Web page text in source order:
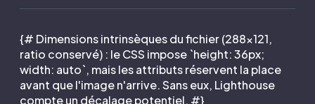
{# Dimensions intrinsèques du fichier (288×121,
ratio conservé) : le CSS impose `height: 36px;
width: auto`, mais les attributs réservent la place
avant que l'image n'arrive. Sans eux, Lighthouse
compte un décalage potentiel. #}